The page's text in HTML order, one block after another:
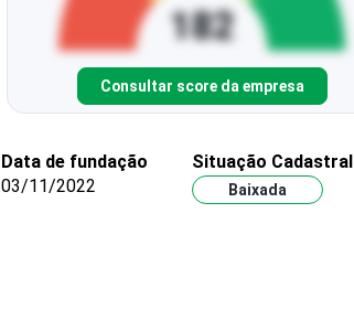
Consultar score da empresa
Data de fundação
03/11/2022
Situação Cadastral
Baixada